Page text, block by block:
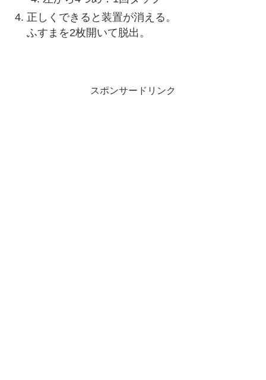
正しくできると装置が消える。
ふすまを2枚開いて脱出。
スポンサードリンク